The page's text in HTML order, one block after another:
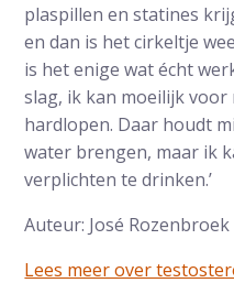
plaspillen en statines
en dan is het cirkeltje
is het enige wat écht
slag, ik kan moeilijk
hardlopen. Daar houdt
water brengen, maar ik
verplichten te drinken.’
Auteur: José
Lees meer over